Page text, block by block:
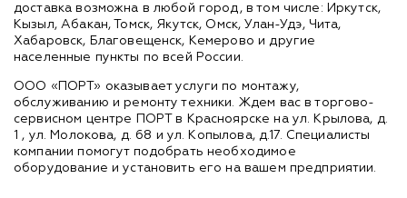
доставка возможна в любой город, в том числе: Иркутск,
Кызыл, Абакан, Томск, Якутск, Омск, Улан-Удэ, Чита,
Хабаровск, Благовещенск, Кемерово и другие
населенные пункты по всей России.
ООО «ПОРТ» оказывает услуги по монтажу,
обслуживанию и ремонту техники. Ждем вас в торгово-
сервисном центре ПОРТ в Красноярске на ул. Крылова, д.
1 , ул. Молокова, д. 68 и ул. Копылова, д.17. Специалисты
компании помогут подобрать необходимое
оборудование и установить его на вашем предприятии.